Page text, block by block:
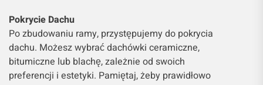
Pokrycie Dachu
Po zbudowaniu ramy, przystępujemy do pokrycia
dachu. Możesz wybrać dachówki ceramiczne,
bitumiczne lub blachę, zależnie od swoich
preferencji i estetyki. Pamiętaj, żeby prawidłowo